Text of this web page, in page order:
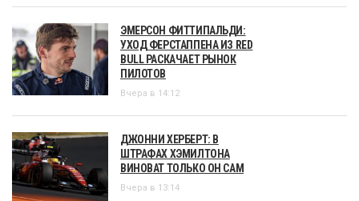
ЭМЕРСОН ФИТТИПАЛЬДИ:
УХОД ФЕРСТАППЕНА ИЗ RED
BULL РАСКАЧАЕТ РЫНОК
ПИЛОТОВ
Вчера в 14:12
ДЖОННИ ХЕРБЕРТ: В
ШТРАФАХ ХЭМИЛТОНА
ВИНОВАТ ТОЛЬКО ОН САМ
Вчера в 13:14